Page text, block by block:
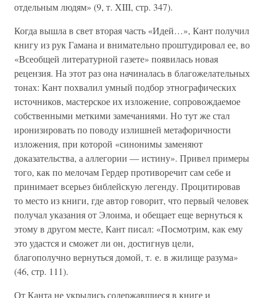
отдельным людям» (9, т. XIII, стр. 347).
Когда вышла в свет вторая часть «Идей…», Кант получил
книгу из рук Гамана и внимательно проштудировал ее, во
«Всеобщей литературной газете» появилась новая
рецензия. На этот раз она начиналась в благожелательных
тонах: Кант похвалил умный подбор этнографических
источников, мастерское их изложение, сопровождаемое
собственными меткими замечаниями. Но тут же стал
иронизировать по поводу излишней метафоричности
изложения, при которой «синонимы заменяют
доказательства, а аллегории — истину». Привел примеры
того, как по мелочам Гердер противоречит сам себе и
принимает всерьез библейскую легенду. Процитировав
то место из книги, где автор говорит, что первый человек
получал указания от Элоима, и обещает еще вернуться к
этому в другом месте, Кант писал: «Посмотрим, как ему
это удастся и сможет ли он, достигнув цели,
благополучно вернуться домой, т. е. в жилище разума»
(46, стр. 111).
От Канта не укрылись содержавшиеся в книге и